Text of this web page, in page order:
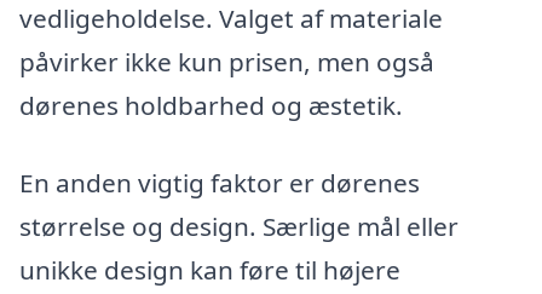
vedligeholdelse. Valget af materiale
påvirker ikke kun prisen, men også
dørenes holdbarhed og æstetik.
En anden vigtig faktor er dørenes
størrelse og design. Særlige mål eller
unikke design kan føre til højere